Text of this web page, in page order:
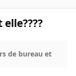
de bureau et